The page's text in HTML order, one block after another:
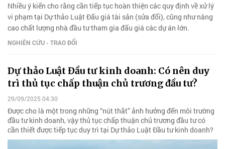
Nhiều ý kiến cho rằng cần tiếp tục hoàn thiện các quy định về xử lý
vi phạm tại Dự thảo Luật Đấu giá tài sản (sửa đổi), cũng như nâng
cao chất lượng nhà đầu tư tham gia đấu giá các dự án lớn.
NGHIÊN CỨU - TRAO ĐỔI
Dự thảo Luật Đầu tư kinh doanh: Có nên duy
trì thủ tục chấp thuận chủ trương đầu tư?
29/09/2025 04:30
Được cho là một trong những “nút thắt” ảnh hưởng đến môi trường
đầu tư kinh doanh, vậy thủ tục chấp thuận chủ trương đầu tư có
cần thiết được tiếp tục duy trì tại Dự thảo Luật Đầu tư kinh doanh?